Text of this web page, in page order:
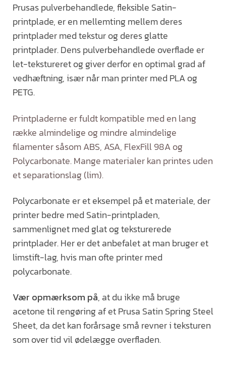
Prusas pulverbehandlede, fleksible Satin-
printplade, er en mellemting mellem deres
printplader med tekstur og deres glatte
printplader. Dens pulverbehandlede overflade er
let-tekstureret og giver derfor en optimal grad af
vedhæftning, især når man printer med PLA og
PETG.
Printpladerne er fuldt kompatible med en lang
række almindelige og mindre almindelige
filamenter såsom ABS, ASA, FlexFill 98A og
Polycarbonate. Mange materialer kan printes uden
et separationslag (lim).
Polycarbonate er et eksempel på et materiale, der
printer bedre med Satin-printpladen,
sammenlignet med glat og teksturerede
printplader. Her er det anbefalet at man bruger et
limstift-lag, hvis man ofte printer med
polycarbonate.
Vær opmærksom på, at du ikke må bruge
acetone til rengøring af et Prusa Satin Spring Steel
Sheet, da det kan forårsage små revner i teksturen
som over tid vil ødelægge overfladen.